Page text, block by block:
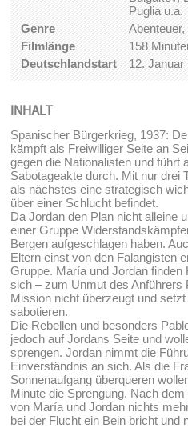
Puglia u.a.
Genre
Filmlänge
158
Deutschlandstart
12. Januar
INHALT
Spanischer Bürgerkrieg, 1937:
kämpft als Freiwilliger Seite an
gegen die Nationalisten und führt
Sabotageakte durch. Mit nur drei
als nächstes eine strategisch
über einer Schlucht befindet.
Da Jordan den Plan nicht alleine
einer Gruppe
Bergen aufgeschlagen haben.
Eltern einst von den Falangisten
Gruppe. María und Jordan finden
sich – zum Unmut des Anführers
Mission nicht überzeugt und
sabotieren.
Die Rebellen und besonders
jedoch auf Jordans Seite und
sprengen. Jordan nimmt die
Einverständnis an sich. Als die
Sonnenaufgang überqueren
Minute die Sprengung. Nach
von María und Jordan nichts
bei der Flucht ein Bein bricht